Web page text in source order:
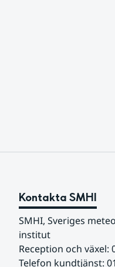
Kontakta SMHI
SMHI, Sveriges
institut
Reception och växel:
Telefon kundtjänst: